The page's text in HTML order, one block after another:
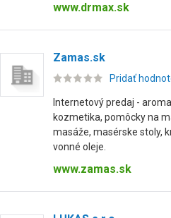
www.drmax.sk
Zamas.sk
Pridať
Internetový predaj -
kozmetika, pomôcky na
masáže, masérske stoly,
vonné oleje.
www.zamas.sk